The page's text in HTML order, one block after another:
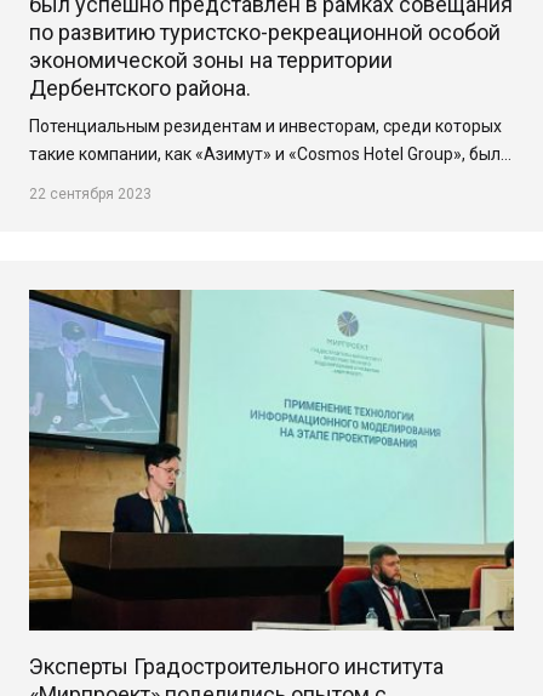
по развитию туристско-рекреационной особой
экономической зоны на территории
Дербентского района.
Потенциальным резидентам и инвесторам, среди которых
такие компании, как «Азимут» и «Cosmos Hotel Group», был…
22 сентября 2023
Эксперты Градостроительного института